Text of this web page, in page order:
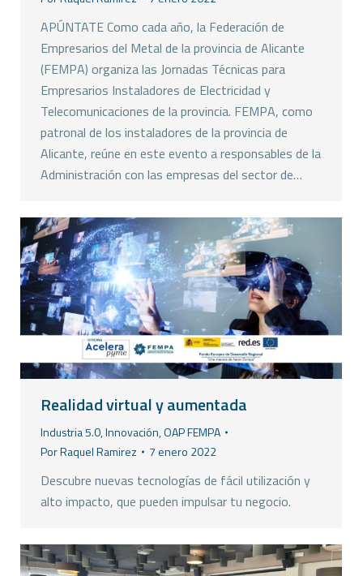
APÚNTATE Como cada año, la Federación de
Empresarios del Metal de la provincia de Alicante
(FEMPA) organiza las Jornadas Técnicas para
Empresarios Instaladores de Electricidad y
Telecomunicaciones de la provincia. FEMPA, como
patronal de los instaladores de la provincia de
Alicante, reúne en este evento a responsables de la
Administración con las empresas del sector de…
Realidad virtual y aumentada
Industria 5.0,Innovación,OAP FEMPA
PorRaquel Ramirez 7 enero 2022
Descubre nuevas tecnologías de fácil utilización y
alto impacto, que pueden impulsar tu negocio.